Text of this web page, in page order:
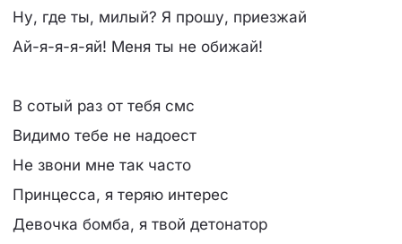
Ну, где ты, милый? Я прошу, приезжай
Ай-я-я-я-яй! Меня ты не обижай!
В сотый раз от тебя смс
Видимо тебе не надоест
Не звони мне так часто
Принцесса, я теряю интерес
Девочка бомба, я твой детонатор